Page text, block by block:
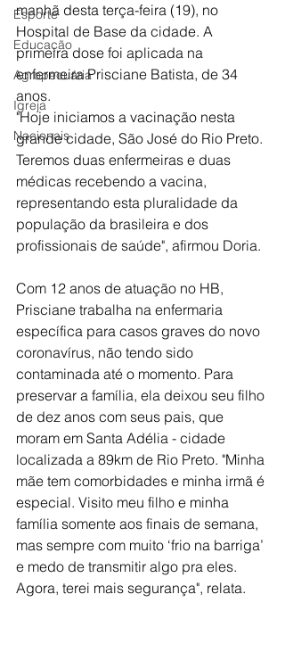
Esporte
Educação
Agropecuária
Igreja
Nacionais
manhã desta terça-feira (19), no
Hospital de Base da cidade. A
primeira dose foi aplicada na
enfermeira Prisciane Batista, de 34
anos.
"Hoje iniciamos a vacinação nesta
grande cidade, São José do Rio Preto.
Teremos duas enfermeiras e duas
médicas recebendo a vacina,
representando esta pluralidade da
população da brasileira e dos
profissionais de saúde", afirmou Doria.
Com 12 anos de atuação no HB,
Prisciane trabalha na enfermaria
específica para casos graves do novo
coronavírus, não tendo sido
contaminada até o momento. Para
preservar a família, ela deixou seu filho
de dez anos com seus pais, que
moram em Santa Adélia - cidade
localizada a 89km de Rio Preto. "Minha
mãe tem comorbidades e minha irmã é
especial. Visito meu filho e minha
família somente aos finais de semana,
mas sempre com muito ‘frio na barriga’
e medo de transmitir algo pra eles.
Agora, terei mais segurança", relata.